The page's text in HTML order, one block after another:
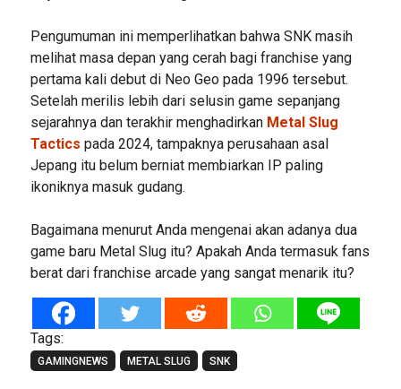
Pengumuman ini memperlihatkan bahwa SNK masih
melihat masa depan yang cerah bagi franchise yang
pertama kali debut di Neo Geo pada 1996 tersebut.
Setelah merilis lebih dari selusin game sepanjang
sejarahnya dan terakhir menghadirkan Metal Slug
Tactics pada 2024, tampaknya perusahaan asal
Jepang itu belum berniat membiarkan IP paling
ikoniknya masuk gudang.
Bagaimana menurut Anda mengenai akan adanya dua
game baru Metal Slug itu? Apakah Anda termasuk fans
berat dari franchise arcade yang sangat menarik itu?
Tags:
GAMINGNEWS METAL SLUG SNK